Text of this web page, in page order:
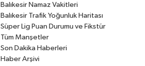
Balıkesir Namaz Vakitleri
Balıkesir Trafik Yoğunluk Haritası
Süper Lig Puan Durumu ve Fikstür
Tüm Manşetler
Son Dakika Haberleri
Haber Arşivi